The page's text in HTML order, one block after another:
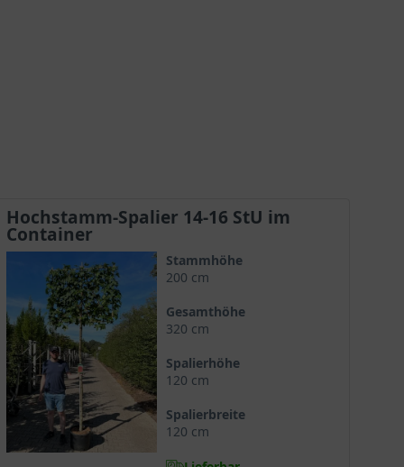
Hochstamm-Spalier 14-16 StU im
Container
Stammhöhe
200 cm
Gesamthöhe
320 cm
Spalierhöhe
120 cm
Spalierbreite
120 cm